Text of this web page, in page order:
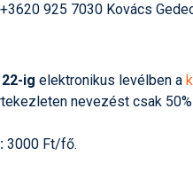
+3620 925 7030 Kovács
ig elektronikus levélben a
nevezést csak
3000 Ft/fő.